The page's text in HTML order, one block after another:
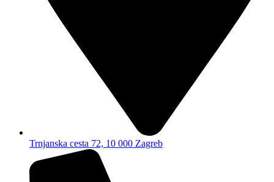
Trnjanska cesta 72, 10 000 Zagreb